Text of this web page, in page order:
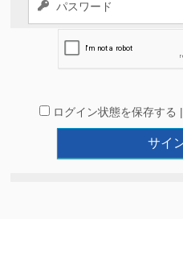
ログイン状態を保存する |